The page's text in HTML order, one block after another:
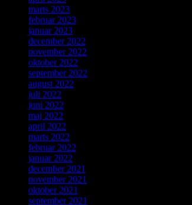
marts 2023
februar 2023
januar 2023
december 2022
november 2022
oktober 2022
september 2022
august 2022
juli 2022
juni 2022
maj 2022
april 2022
marts 2022
februar 2022
januar 2022
december 2021
november 2021
oktober 2021
september 2021